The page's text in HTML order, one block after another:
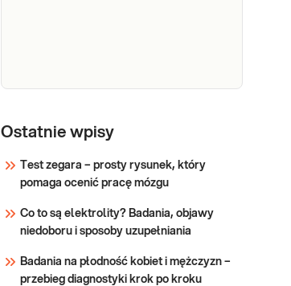
krwi
Podstawowe badanie krwi
krwinek: czerwonych, białych
(w 5 frakcjach) oraz płytek
infekcji, stanów zapalnych,
niedokrwistości i innych
diagnosty
Sprawdź
Ostatnie wpisy
Test zegara – prosty rysunek, który
pomaga ocenić pracę mózgu
Co to są elektrolity? Badania, objawy
niedoboru i sposoby uzupełniania
Badania na płodność kobiet i mężczyzn –
przebieg diagnostyki krok po kroku